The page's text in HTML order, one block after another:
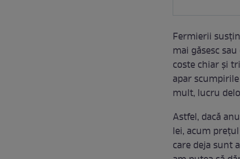
Fermierii
mai găsesc
coste chiar și
apar
mult, lucru
Astfel, dacă
lei, acum
care deja sunt